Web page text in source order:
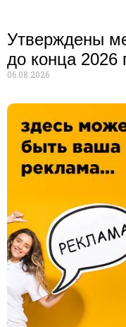
Утверждены
до конца 2026
06.08.2026